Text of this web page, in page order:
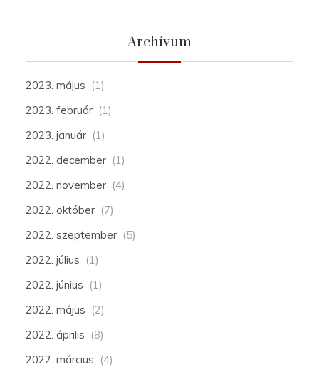
Archívum
2023. május (1)
2023. február (1)
2023. január (1)
2022. december (1)
2022. november (4)
2022. október (7)
2022. szeptember (5)
2022. július (1)
2022. június (1)
2022. május (2)
2022. április (8)
2022. március (4)